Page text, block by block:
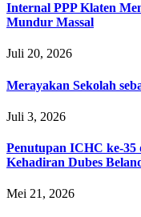
Internal PPP Klaten
Mundur Massal
Juli 20, 2026
Merayakan Sekolah
Juli 3, 2026
Penutupan ICHC ke-35
Kehadiran Dubes
Mei 21, 2026